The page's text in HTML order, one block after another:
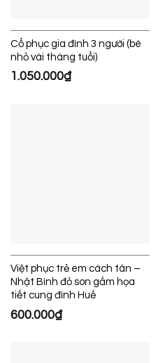
Cổ phục gia đình 3 người (bé
nhỏ vài tháng tuổi)
1.050.000₫
Việt phục trẻ em cách tân –
Nhật Bình đỏ son gấm họa
tiết cung đình Huế
600.000₫